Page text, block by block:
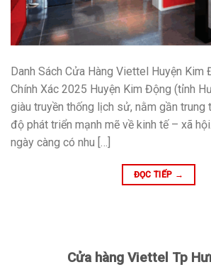
Danh Sách Cửa Hàng Viettel Huyện Kim
Chính Xác 2025 Huyện Kim Động (tỉnh
giàu truyền thống lịch sử, nằm gần trung
độ phát triển mạnh mẽ về kinh tế – xã
ngày càng có nhu […]
ĐỌC TIẾP →
Cửa hàng Viettel Tp